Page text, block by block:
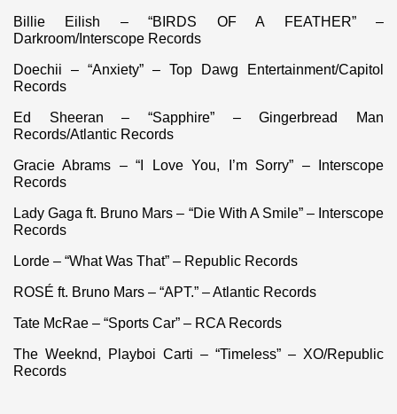
Billie Eilish – “BIRDS OF A FEATHER” –
Darkroom/Interscope Records
Doechii – “Anxiety” – Top Dawg Entertainment/Capitol
Records
Ed Sheeran – “Sapphire” – Gingerbread Man
Records/Atlantic Records
Gracie Abrams – “I Love You, I’m Sorry” – Interscope
Records
Lady Gaga ft. Bruno Mars – “Die With A Smile” – Interscope
Records
Lorde – “What Was That” – Republic Records
ROSÉ ft. Bruno Mars – “APT.” – Atlantic Records
Tate McRae – “Sports Car” – RCA Records
The Weeknd, Playboi Carti – “Timeless” – XO/Republic
Records